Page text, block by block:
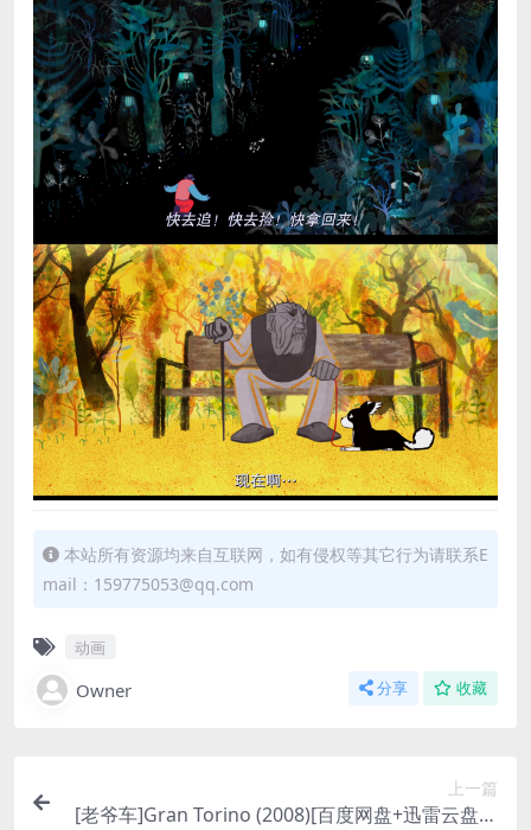
本站所有资源均来自互联网，如有侵权等其它行为请联系E
mail：159775053@qq.com
动画
Owner 分享 收藏
上一篇
[老爷车]Gran Torino (2008)[百度网盘+迅雷云盘资